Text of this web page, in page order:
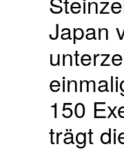
Japan
150
trägt